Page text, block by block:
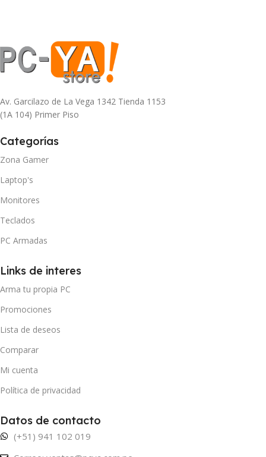
Av. Garcilazo de La Vega 1342 Tienda 1153
(1A 104) Primer Piso
Categorías
Zona Gamer
Laptop's
Monitores
Teclados
PC Armadas
Links de interes
Arma tu propia PC
Promociones
Lista de deseos
Comparar
Mi cuenta
Política de privacidad
Datos de contacto
(+51) 941 102 019